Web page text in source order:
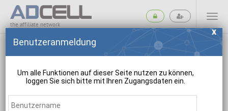
the affiliate network
Benutzeranmeldung
Um alle Funktionen auf dieser Seite nutzen zu können,
loggen Sie sich bitte mit Ihren Zugangsdaten ein.